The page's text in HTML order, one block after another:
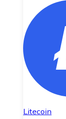
Litecoin